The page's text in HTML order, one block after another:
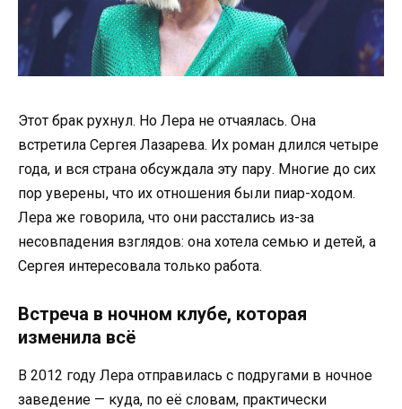
Этот брак рухнул. Но Лера не отчаялась. Она
встретила Сергея Лазарева. Их роман длился четыре
года, и вся страна обсуждала эту пару. Многие до сих
пор уверены, что их отношения были пиар-ходом.
Лера же говорила, что они расстались из-за
несовпадения взглядов: она хотела семью и детей, а
Сергея интересовала только работа.
Встреча в ночном клубе, которая
изменила всё
В 2012 году Лера отправилась с подругами в ночное
заведение — куда, по её словам, практически